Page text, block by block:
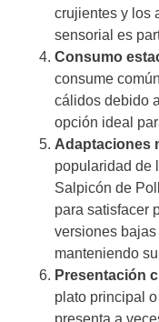
crujientes y los
sensorial es
Consumo
consume
cálidos debido
opción ideal
Adaptaciones
popularidad de
Salpicón de
para satisfacer
versiones
manteniendo
Presentación
plato principal
presenta a